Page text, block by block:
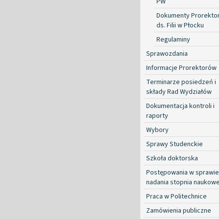
Dokumenty
ds. Filii w Płocku
Regulaminy
Sprawozdania
Informacje Prorektorów
Terminarze posiedzeń i
składy Rad Wydziałów
Dokumentacja kontroli i
raporty
Wybory
Sprawy Studenckie
Szkoła doktorska
Postępowania w sprawie
nadania stopnia
Praca w Politechnice
Zamówienia publiczne